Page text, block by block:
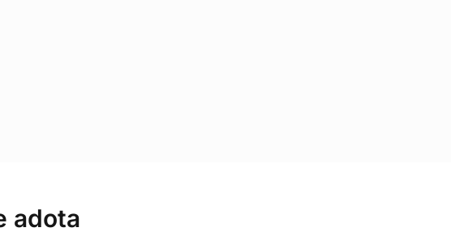
adota